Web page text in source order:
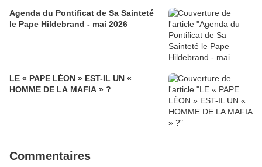
Agenda du Pontificat de Sa Sainteté
le Pape Hildebrand - mai 2026
LE « PAPE LÉON » EST-IL UN «
HOMME DE LA MAFIA » ?
Commentaires